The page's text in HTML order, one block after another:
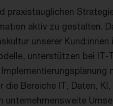
praxistauglichen
aktiv zu gestalten.
unserer
unterstützen bei
die Bereiche IT, Daten,
unternehmensweite